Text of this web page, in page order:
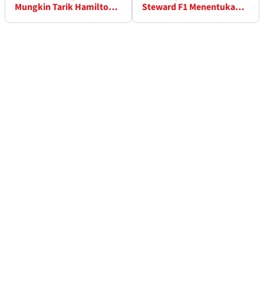
Mungkin Tarik Hamilton
Steward F1 Menentukan